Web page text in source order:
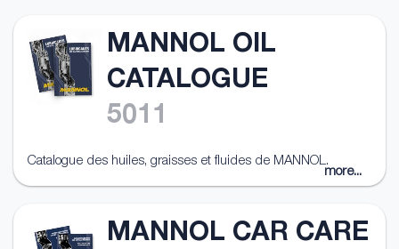
MANNOL OIL
CATALOGUE
5011
Catalogue des huiles, graisses et fluides de MANNOL.
more...
MANNOL CAR CARE